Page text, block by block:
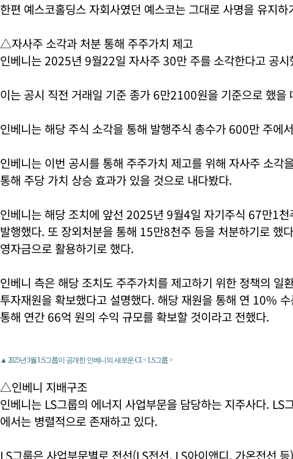
한편 예스코홀딩스 자회사였던 예스코는 그대로 사명을 유지하
△자사주 소각과 처분 통해 주주가치 제고
인베니는 2025년 9월22일 자사주 30만 주를 소각한다고 공시
이는 공시 직전 거래일 기준 종가 6만2100원을 기준으로 했을
인베니는 해당 주식 소각을 통해 발행주식 총수가 600만 주에
인베니는 이번 공시를 통해 주주가치 제고를 위해 자사주 소각
통해 주당 가치 상승 효과가 있을 것으로 내다봤다.
인베니는 해당 조치에 앞선 2025년 9월4일 자기주식 67만1
발행했다. 또 장외처분을 통해 15만8천주 등을 처분하기로 했
영자금으로 활용하기로 했다.
인베니 측은 해당 조치도 주주가치를 제고하기 위한 정책의 일
투자재원을 확보했다고 설명했다. 해당 재원을 통해 연 10%
통해 연간 66억 원의 수익 규모를 확보할 것이라고 전했다.
▲ 2025년 3월 LS그룹이 공개한 인베니의 새로운 CI. < LS그룹 >
△인베니 지배구조
인베니는 LS그룹의 에너지 사업부문을 담당하는 지주사다. LS
에서는 병렬적으로 존재하고 있다.
LS그룹은 사업부문별로 전선(LS전선, LS아이앤디, 가온전선